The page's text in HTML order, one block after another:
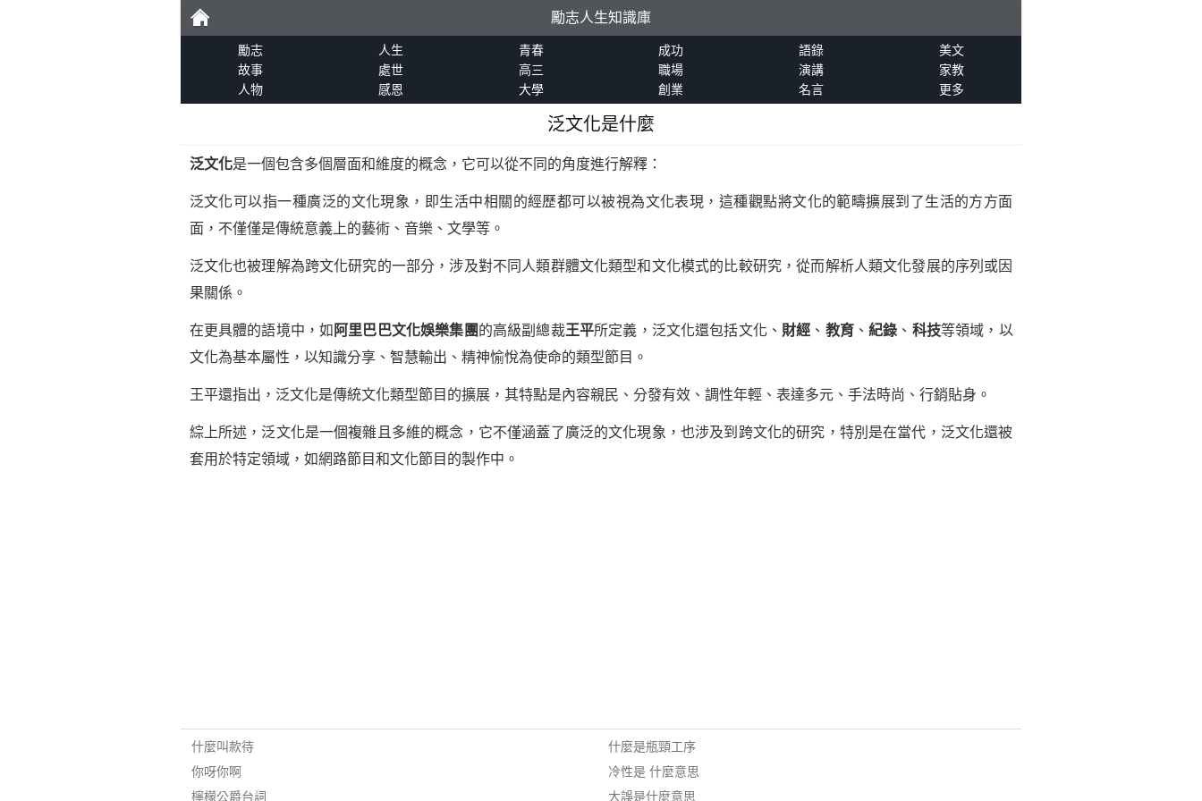
勵
勵志人生知識庫
勵志 人生 青春 成功 語錄
美文
故事
處世 高三 職場 演講
家教
人物
感恩 大學 創業 名言 更多
泛文化是什麼
泛文化是一個包含多個層面和維度的概念，它可以從不同的角度進行解釋：
泛文化可以指一種廣泛的文化現象，即生活中相關的經歷都可以被視為文化表現，這種觀點將文化的範疇擴展到了生活的方方面
面，不僅僅是傳統意義上的藝術、音樂、文學等。
泛文化也被理解為跨文化研究的一部分，涉及對不同人類群體文化類型和文化模式的比較研究，從而解析人類文化發展的序列或因
果關係。
在更具體的語境中，如 阿里巴巴文化娛樂集團的高級副總裁王平所定義，泛文化還包括文化、 財經 、 教育、紀錄 、 科技等領域，以
文化為基本屬性，以知識分享、智慧輸出、精神愉悅為使命的類型節目。
王平還指出，泛文化是傳統文化類型節目的擴展，其特點是內容親民、分發有效、調性年輕、表達多元、手法時尚、行銷貼身。
綜上所述，泛文化是一個複雜且多維的概念，它不僅涵蓋了廣泛的文化現象，也涉及到跨文化的研究，特別是在當代，泛文化還被
套用於特定領域，如網路節目和文化節目的製作中。
什麼叫款待
你呀你啊
檸檬公爵台詞
什麼是瓶頸工序
冷性是 什麼意思
大誤是什麼意思